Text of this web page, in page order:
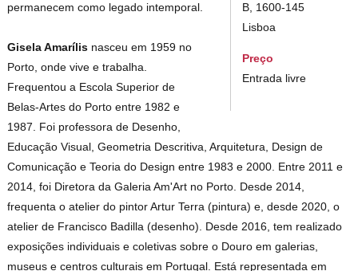
B, 1600-145
Lisboa
Preço
Entrada livre
permanecem como legado intemporal.
Gisela Amarílis nasceu em 1959 no
Porto, onde vive e trabalha.
Frequentou a Escola Superior de
Belas-Artes do Porto entre 1982 e
1987. Foi professora de Desenho,
Educação Visual, Geometria Descritiva, Arquitetura, Design de
Comunicação e Teoria do Design entre 1983 e 2000. Entre 2011 e
2014, foi Diretora da Galeria Am'Art no Porto. Desde 2014,
frequenta o atelier do pintor Artur Terra (pintura) e, desde 2020, o
atelier de Francisco Badilla (desenho). Desde 2016, tem realizado
exposições individuais e coletivas sobre o Douro em galerias,
museus e centros culturais em Portugal. Está representada em